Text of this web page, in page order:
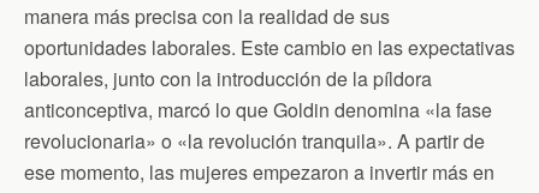
manera más precisa con la realidad de sus
oportunidades laborales. Este cambio en las expectativas
laborales, junto con la introducción de la píldora
anticonceptiva, marcó lo que Goldin denomina «la fase
revolucionaria» o «la revolución tranquila». A partir de
ese momento, las mujeres empezaron a invertir más en